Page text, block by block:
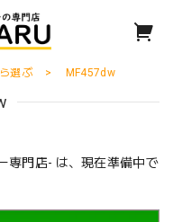
選ぶ MF457dw
専門店- は、現在準備中で